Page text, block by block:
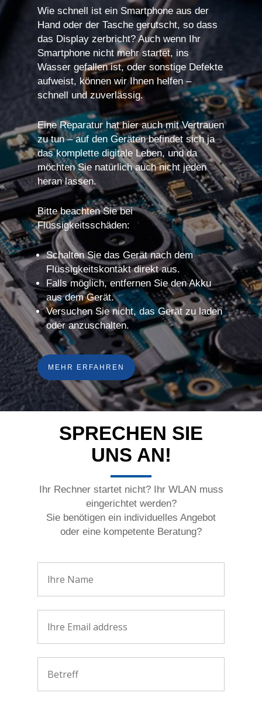
Wie schnell ist ein Smartphone aus der
Hand oder der Tasche gerutscht, so dass
das Display zerbricht? Auch wenn Ihr
Smartphone nicht mehr startet, ins
Wasser gefallen ist, oder sonstige Defekte
aufweist, können wir Ihnen helfen –
schnell und zuverlässig.
Eine Reparatur hat hier auch mit Vertrauen
zu tun – auf den Geräten befindet sich ja
das komplette digitale Leben, und da
möchten Sie natürlich auch nicht jeden
heran lassen.
Bitte beachten Sie bei
Flüssigkeitsschäden:
Schalten Sie das Gerät nach dem
Flüssigkeitskontakt direkt aus.
Falls möglich, entfernen Sie den Akku
aus dem Gerät.
Versuchen Sie nicht, das Gerät zu laden
oder anzuschalten.
MEHR ERFAHREN
SPRECHEN SIE
UNS AN!
Ihr Rechner startet nicht? Ihr WLAN muss
eingerichtet werden?
Sie benötigen ein individuelles Angebot
oder eine kompetente Beratung?